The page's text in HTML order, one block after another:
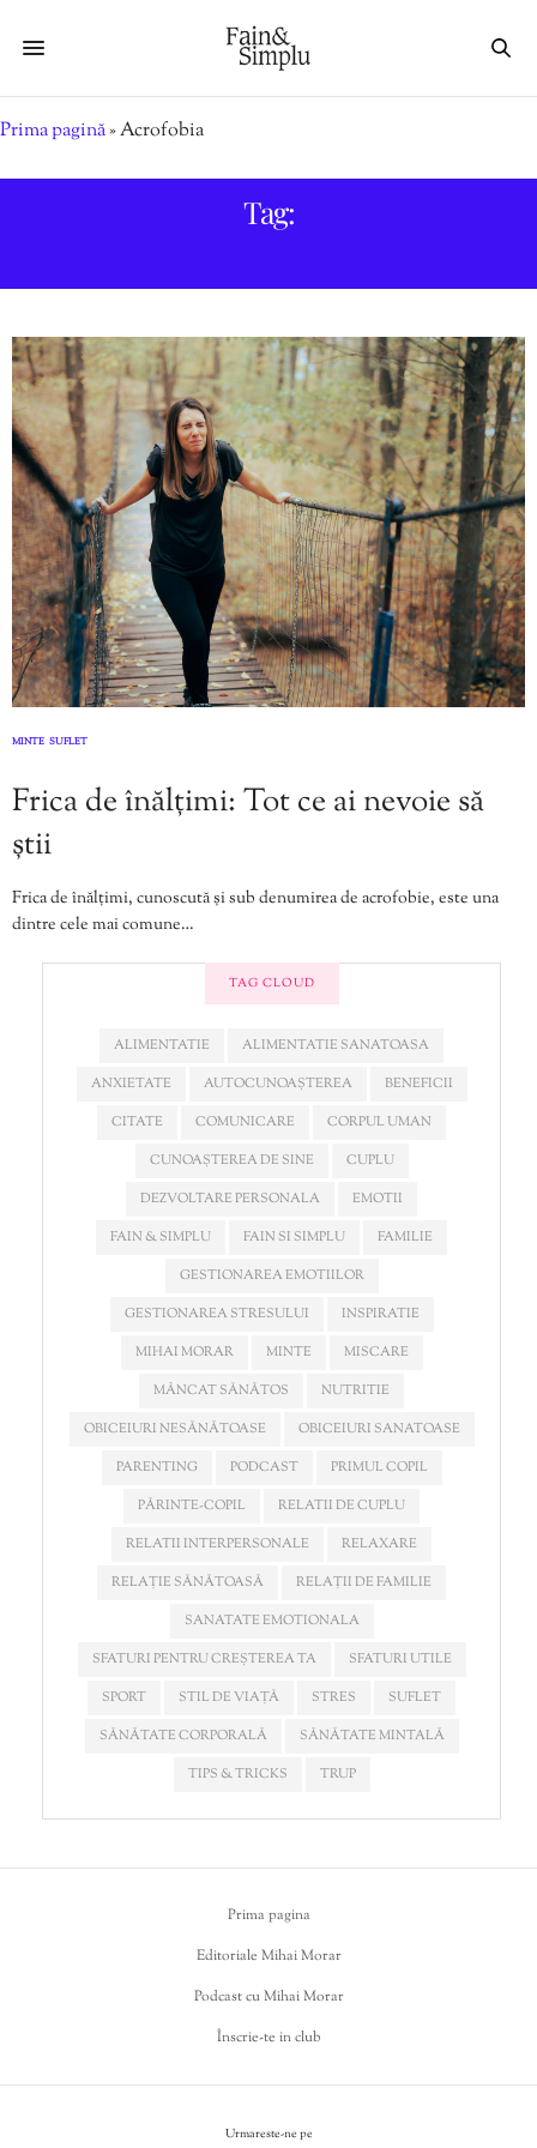
Prima pagină»Acrofobia
Tag:
MINTE SUFLET
Frica de înălțimi: Tot ce ai nevoie să
știi
Frica de înălțimi, cunoscută și sub denumirea de acrofobie, este una
dintre cele mai comune…
TAG CLOUD
ALIMENTATIE
ALIMENTATIE SANATOASA
ANXIETATE
AUTOCUNOAȘTEREA
BENEFICII
CITATE
COMUNICARE
CORPUL UMAN
CUNOAȘTEREA DE SINE
CUPLU
DEZVOLTARE PERSONALA
EMOTII
FAIN & SIMPLU
FAIN SI SIMPLU
FAMILIE
GESTIONAREA EMOTIILOR
GESTIONAREA STRESULUI
INSPIRATIE
MIHAI MORAR
MINTE
MISCARE
MÂNCAT SĂNĂTOS
NUTRITIE
OBICEIURI NESĂNĂTOASE
OBICEIURI SANATOASE
PARENTING
PODCAST
PRIMUL COPIL
PĂRINTE-COPIL
RELATII DE CUPLU
RELATII INTERPERSONALE
RELAXARE
RELAȚIE SĂNĂTOASĂ
RELAȚII DE FAMILIE
SANATATE EMOTIONALA
SFATURI PENTRU CREȘTEREA TA
SFATURI UTILE
SPORT
STIL DE VIAȚĂ STRES
SUFLET
SĂNĂTATE CORPORALĂ
SĂNĂTATE MINTALĂ
TIPS & TRICKS
TRUP
Prima pagina
Editoriale Mihai Morar
Podcast cu Mihai Morar
Înscrie-te in club
Urmareste-ne pe